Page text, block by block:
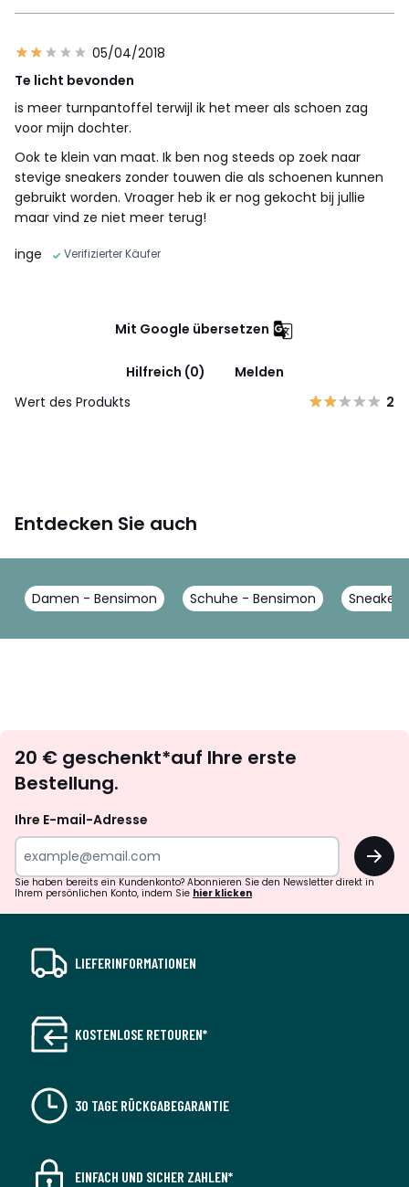
05/04/2018
Te licht bevonden
is meer turnpantoffel terwijl ik het meer als schoen zag
voor mijn dochter.
Ook te klein van maat. Ik ben nog steeds op zoek naar
stevige sneakers zonder touwen die als schoenen kunnen
gebruikt worden. Vroager heb ik er nog gekocht bij jullie
maar vind ze niet meer terug!
inge
Verifizierter Käufer
Mit Google übersetzen
Hilfreich (0)
Melden
Wert des Produkts
2
Entdecken Sie auch
Damen - Bensimon Schuhe - Bensimon
abonnieren
20 € geschenkt*auf Ihre erste
Bestellung.
Ihre E-mail-Adresse
OK
Sie haben bereits ein Kundenkonto? Abonnieren Sie den Newsletter direkt in
Ihrem persönlichen Konto, indem Sie hier klicken
LIEFERINFORMATIONEN
KOSTENLOSE RETOUREN*
30 TAGE RÜCKGABEGARANTIE
EINFACH UND SICHER ZAHLEN*